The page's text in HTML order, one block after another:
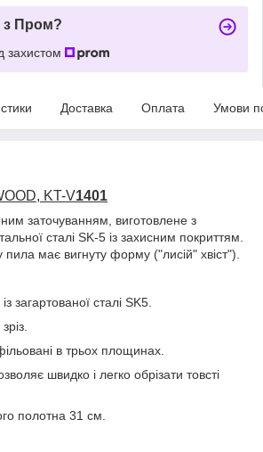
з Пром?
захистом
Доставка Оплата Умови
KT-V1401
заточуванням, виготовлене з
сталі SK-5 із захисним покриттям.
має вигнуту форму ("лисій" хвіст").
загартованої сталі SK5.
в трьох площинах.
швидко і легко обрізати товсті
полотна 31 см.